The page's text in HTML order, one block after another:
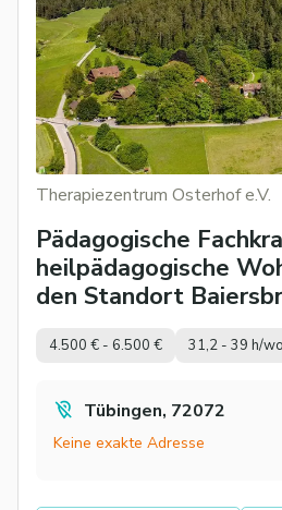
Therapiezentrum Osterhof e.V.
Pädagogische
heilpädagogische
den Standort
4.500 € - 6.500 € 31,2 - 39 h/wo
Tübingen, 72072
Keine exakte Adresse